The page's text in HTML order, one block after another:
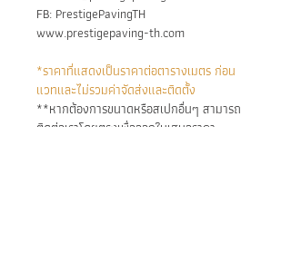
FB: PrestigePavingTH
www.prestigepaving-th.com
*ราคาที่แสดงเป็นราคาต่อตารางเมตร ก่อน
แวทและไม่รวมค่าจัดส่งและติดตั้ง
**หากต้องการขนาดหรือสเปกอื่นๆ สามารถ
ติดต่อเราโดยตรงเพื่อออกใบเสนอราคา